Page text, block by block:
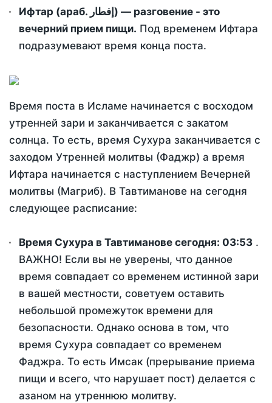
Ифтар (араб. إفطار) — разговение - это
вечерний прием пищи. Под временем Ифтара
подразумевают время конца поста.
Время поста в Исламе начинается с восходом
утренней зари и заканчивается с закатом
солнца. То есть, время Сухура заканчивается с
заходом Утренней молитвы (Фаджр) а время
Ифтара начинается с наступлением Вечерней
молитвы (Магриб). В Тавтиманове на сегодня
следующее расписание:
Время Сухура в Тавтиманове сегодня: 03:53 .
ВАЖНО! Если вы не уверены, что данное
время совпадает со временем истинной зари
в вашей местности, советуем оставить
небольшой промежуток времени для
безопасности. Однако основа в том, что
время Сухура совпадает со временем
Фаджра. То есть Имсак (прерывание приема
пищи и всего, что нарушает пост) делается с
азаном на утреннюю молитву.